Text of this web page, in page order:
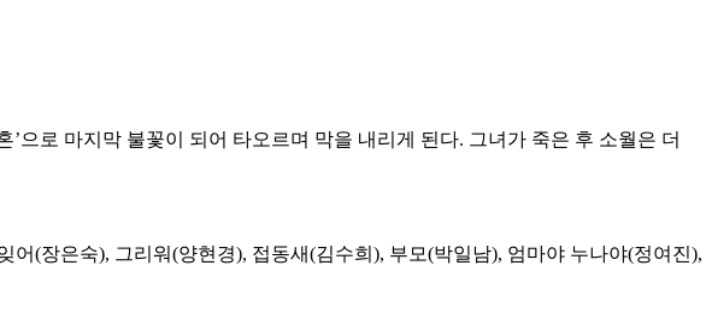
’으로 마지막 불꽃이 되어 타오르며 막을 내리게 된다. 그녀가 죽은 후 소월은 더
(장은숙), 그리워(양현경), 접동새(김수희), 부모(박일남), 엄마야 누나야(정여진),